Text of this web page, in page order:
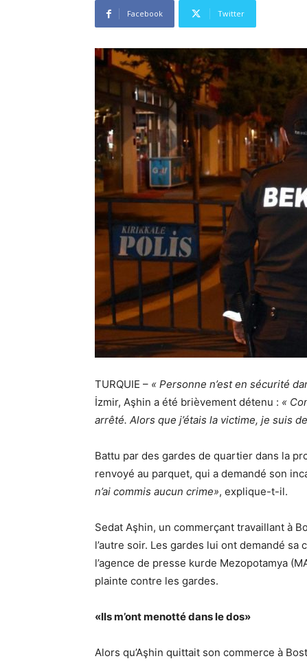
Facebook Twitter
TURQUIE – « Personne n’est en sécurité
İzmir, Aşhin a été brièvement détenu : «
arrêté. Alors que j’étais la victime, je suis
Battu par des gardes de quartier dans la
renvoyé au parquet, qui a demandé son
n’ai commis aucun crime», explique-t-il.
Sedat Aşhin, un commerçant travaillant à
l’autre soir. Les gardes lui ont demandé sa
l’agence de presse kurde Mezopotamya
plainte contre les gardes.
«Ils m’ont menotté dans le dos»
Alors qu’Aşhin quittait son commerce à